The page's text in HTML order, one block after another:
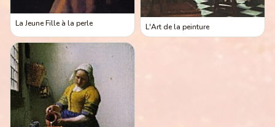
La Jeune Fille à la perle L'Art de la peinture